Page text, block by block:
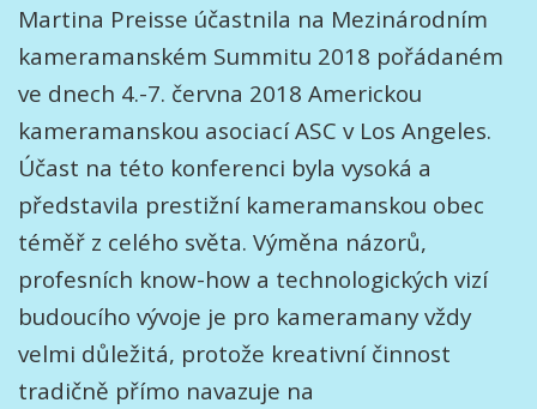
Martina Preisse účastnila na Mezinárodním
kameramanském Summitu 2018 pořádaném
ve dnech 4.-7. června 2018 Americkou
kameramanskou asociací ASC v Los Angeles.
Účast na této konferenci byla vysoká a
představila prestižní kameramanskou obec
téměř z celého světa. Výměna názorů,
profesních know-how a technologických vizí
budoucího vývoje je pro kameramany vždy
velmi důležitá, protože kreativní činnost
tradičně přímo navazuje na